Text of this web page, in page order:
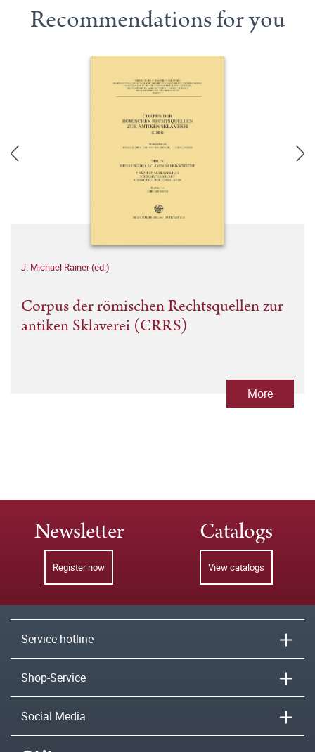
Recommendations for you
J. Michael Rainer (ed.)
Corpus der römischen Rechtsquellen zur
antiken Sklaverei (CRRS)
More
Newsletter
Register now
Catalogs
View catalogs
Service hotline
Shop-Service
Social Media